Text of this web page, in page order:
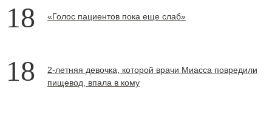
18 «Голос пациентов пока еще слаб»
18
2-летняя девочка, которой врачи Миасса повредили
пищевод, впала в кому